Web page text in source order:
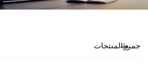
جميع المنتجات